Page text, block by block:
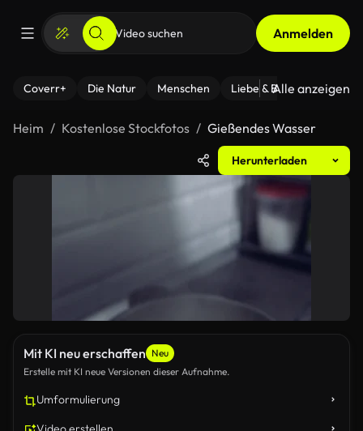
Anmelden
Coverr+ Die Natur Menschen Liebe & Beziehungen
Alle anzeigen
Heim Kostenlose Stockfotos Gießendes Wasser
Herunterladen
Mit KI neu erschaffen Neu
Erstelle mit KI neue Versionen dieser Aufnahme.
Umformulierung